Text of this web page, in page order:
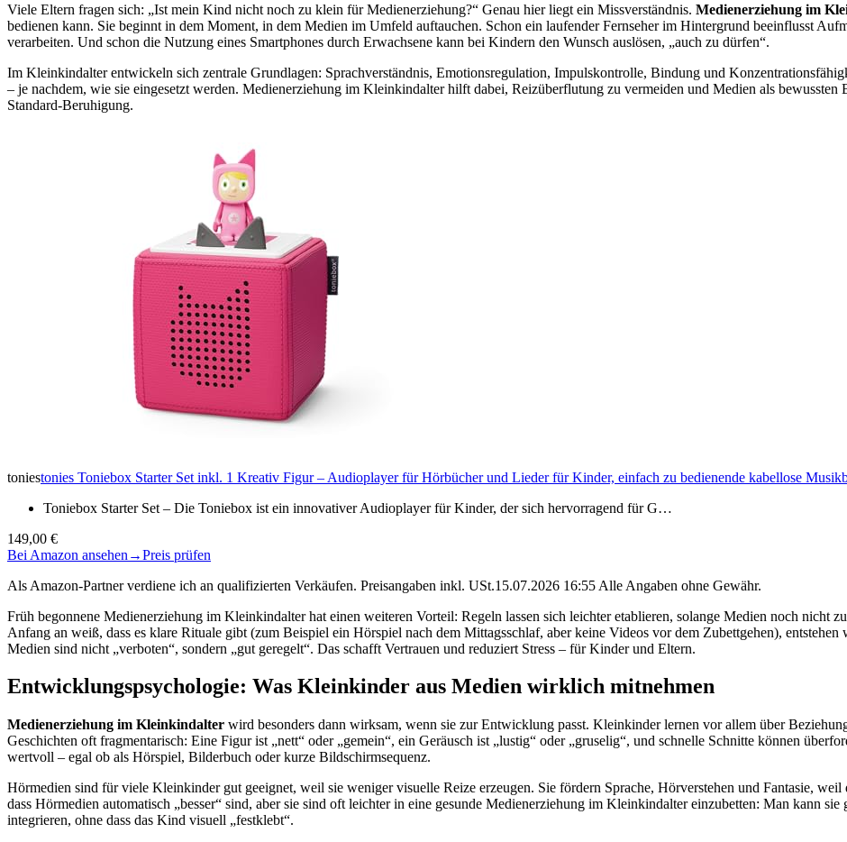
Viele Eltern fragen sich: „Ist mein Kind nicht noch zu klein für Medienerziehung?“ Genau hier liegt ein Missverständnis. Medienerziehung im
bedienen kann. Sie beginnt in dem Moment, in dem Medien im Umfeld auftauchen. Schon ein laufender Fernseher im Hintergrund beeinflusst
verarbeiten. Und schon die Nutzung eines Smartphones durch Erwachsene kann bei Kindern den Wunsch auslösen, „auch zu dürfen“.
Im Kleinkindalter entwickeln sich zentrale Grundlagen: Sprachverständnis, Emotionsregulation, Impulskontrolle, Bindung und
– je nachdem, wie sie eingesetzt werden. Medienerziehung im Kleinkindalter hilft dabei, Reizüberflutung zu vermeiden und Medien als bewussten
Standard-Beruhigung.
toniestonies Toniebox Starter Set inkl. 1 Kreativ Figur – Audioplayer für Hörbücher und Lieder für Kinder, einfach zu bedienende kabellose
Toniebox Starter Set – Die Toniebox ist ein innovativer Audioplayer für Kinder, der sich hervorragend für G…
149,00 €
Bei Amazon ansehen →Preis prüfen
Als Amazon-Partner verdiene ich an qualifizierten Verkäufen. Preisangaben inkl. USt.15.07.2026 16:55 Alle Angaben ohne Gewähr.
Früh begonnene Medienerziehung im Kleinkindalter hat einen weiteren Vorteil: Regeln lassen sich leichter etablieren, solange Medien noch nicht
Anfang an weiß, dass es klare Rituale gibt (zum Beispiel ein Hörspiel nach dem Mittagsschlaf, aber keine Videos vor dem Zubettgehen),
Medien sind nicht „verboten“, sondern „gut geregelt“. Das schafft Vertrauen und reduziert Stress – für Kinder und Eltern.
Entwicklungspsychologie: Was Kleinkinder aus Medien wirklich mitnehmen
Medienerziehung im Kleinkindalter wird besonders dann wirksam, wenn sie zur Entwicklung passt. Kleinkinder lernen vor allem über
Geschichten oft fragmentarisch: Eine Figur ist „nett“ oder „gemein“, ein Geräusch ist „lustig“ oder „gruselig“, und schnelle Schnitte können
wertvoll – egal ob als Hörspiel, Bilderbuch oder kurze Bildschirmsequenz.
Hörmedien sind für viele Kleinkinder gut geeignet, weil sie weniger visuelle Reize erzeugen. Sie fördern Sprache, Hörverstehen und Fantasie,
dass Hörmedien automatisch „besser“ sind, aber sie sind oft leichter in eine gesunde Medienerziehung im Kleinkindalter einzubetten: Man kann sie
integrieren, ohne dass das Kind visuell „festklebt“.